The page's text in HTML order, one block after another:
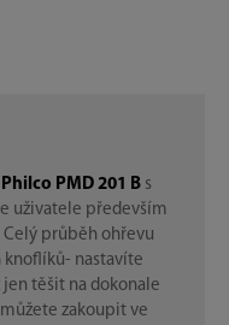
PMD 201 B s
uživatele především
průběh ohřevu
knoflíků- nastavíte
jen těšit na dokonale
zakoupit ve